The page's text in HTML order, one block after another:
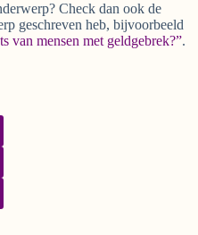
Check dan ook de
geschreven heb, bijvoorbeeld
van mensen met geldgebrek?”.